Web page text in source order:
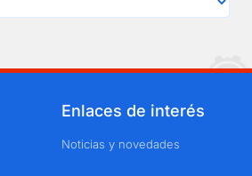
Enlaces de interés
Noticias y novedades